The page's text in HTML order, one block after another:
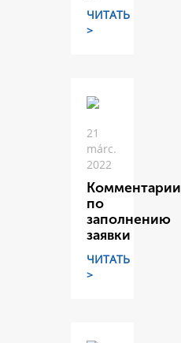
ЧИТАТЬ
>
21
márc.
2022
Комментарии
по
заполнению
заявки
ЧИТАТЬ
>